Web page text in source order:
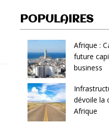
POPULAIRES
Afrique :
future
business
dévoile la
Afrique